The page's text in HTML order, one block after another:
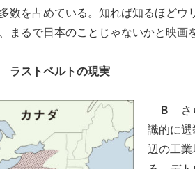
数を占めている。知れば知るほどウ
まるで日本のことじゃないかと映画
ラストベルトの現実
Ｂ
さ
識的に選
辺の工業